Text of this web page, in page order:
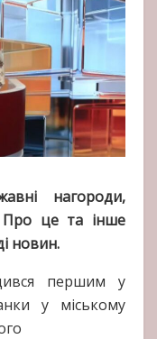
нагороди,
Про це та інше
новин.
першим у
у міському